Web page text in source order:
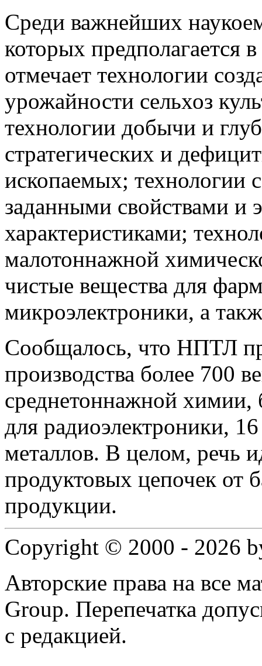
Среди важнейших
которых предполагается
отмечает технологии
урожайности сельхоз
технологии добычи и
стратегических и
ископаемых; технологии
заданными свойствами и
характеристиками;
малотоннажной
чистые вещества для
микроэлектроники, а
Сообщалось, что НПТЛ
производства более 700
среднетоннажной химии,
для радиоэлектроники,
металлов. В целом, речь
продуктовых цепочек от
продукции.
Copyright © 2000 - 2026
Авторские права на все
Group. Перепечатка
с редакцией.